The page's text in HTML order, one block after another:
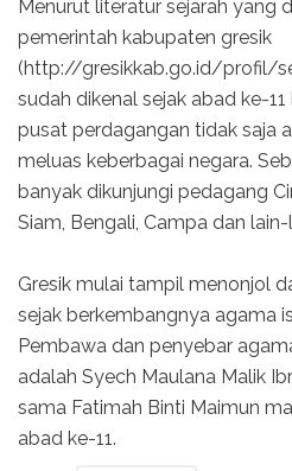
Menurut literatur sejarah yang
pemerintah kabupaten gresik
(http://gresikkab.go.id/profil/
sudah dikenal sejak abad ke-
pusat perdagangan tidak saja
meluas keberbagai negara.
banyak dikunjungi pedagang
Siam, Bengali, Campa dan lain-
Gresik mulai tampil menonjol
sejak berkembangnya agama
Pembawa dan penyebar
adalah Syech Maulana Malik
sama Fatimah Binti Maimun
abad ke-11.